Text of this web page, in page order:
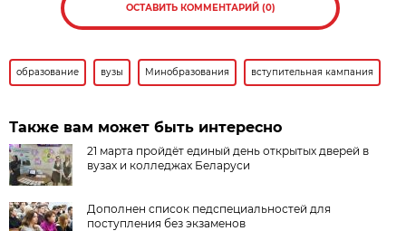
ОСТАВИТЬ КОММЕНТАРИЙ (0)
образование вузы Минобразования вступительная кампания
Также вам может быть интересно
21 марта пройдёт единый день открытых дверей в
вузах и колледжах Беларуси
Дополнен список педспециальностей для
поступления без экзаменов